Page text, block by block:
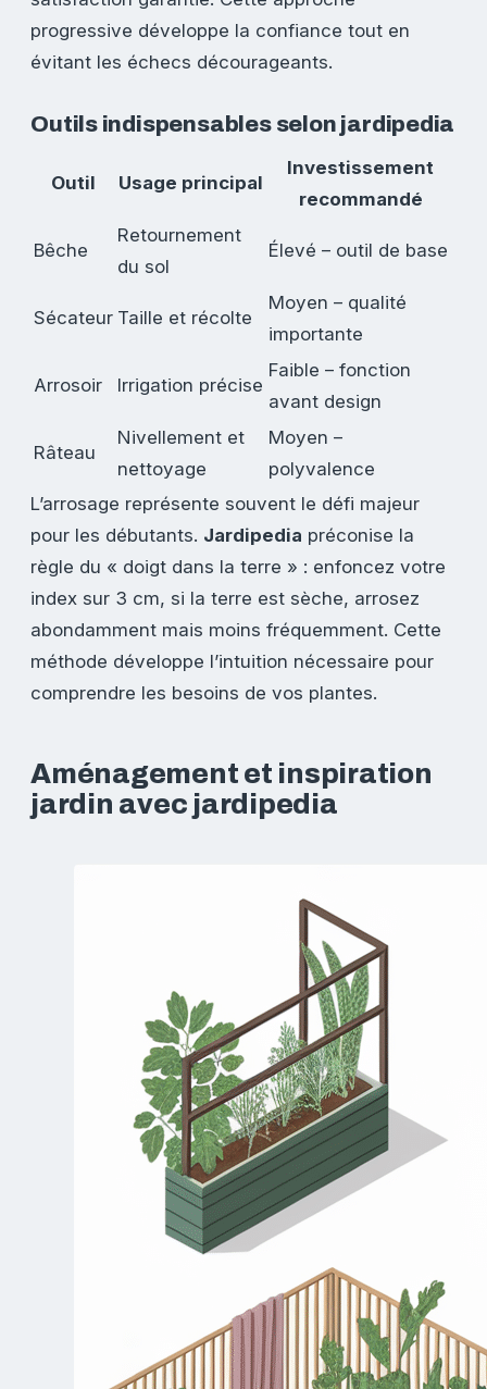
progressive développe la confiance tout en
évitant les échecs décourageants.
Outils indispensables selon jardipedia
Outil Usage principal
Investissement
recommandé
Bêche
Retournement
du sol
Élevé – outil de base
Sécateur Taille et récolte
Moyen – qualité
importante
Arrosoir Irrigation précise
Faible – fonction
avant design
Râteau
Nivellement et
nettoyage
Moyen –
polyvalence
L’arrosage représente souvent le défi majeur
pour les débutants. Jardipedia préconise la
règle du « doigt dans la terre » : enfoncez votre
index sur 3 cm, si la terre est sèche, arrosez
abondamment mais moins fréquemment. Cette
méthode développe l’intuition nécessaire pour
comprendre les besoins de vos plantes.
Aménagement et inspiration
jardin avec jardipedia